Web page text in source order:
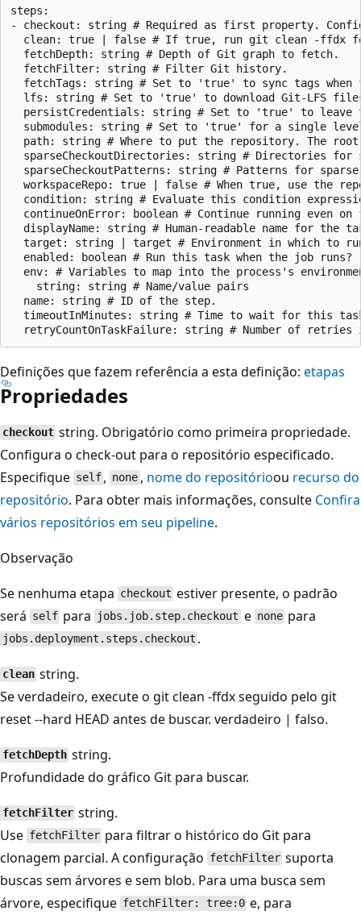
steps:
- checkout: string # Required as first property.
clean: true | false # If true, run git clean -ffdx
  fetchDepth: string # Depth of Git graph to fetch.
  fetchFilter: string # Filter Git history.
fetchTags: string # Set to 'true' to sync tags
lfs: string # Set to 'true' to download Git-LFS
persistCredentials: string # Set to 'true' to
submodules: string # Set to 'true' for a single
path: string # Where to put the repository. The
sparseCheckoutDirectories: string # Directories
sparseCheckoutPatterns: string # Patterns for
workspaceRepo: true | false # When true, use the
condition: string # Evaluate this condition
continueOnError: boolean # Continue running even on
displayName: string # Human-readable name for the
target: string | target # Environment in which to
  enabled: boolean # Run this task when the job runs?
env: # Variables to map into the process's
    string: string # Name/value pairs
  name: string # ID of the step.
timeoutInMinutes: string # Time to wait for this
Definições que fazem referência a esta definição: etapas
Propriedades
checkout string. Obrigatório como primeira propriedade.
Configura o check-out para o repositório especificado.
Especifique self , none, nome do repositórioou recurso do
repositório. Para obter mais informações, consulte Confira
vários repositórios em seu pipeline.
Observação
Se nenhuma etapa checkout estiver presente, o padrão
será self para jobs.job.step.checkout e none para
jobs.deployment.steps.checkout .
clean string.
Se verdadeiro, execute o git clean -ffdx seguido pelo git
reset --hard HEAD antes de buscar. verdadeiro | falso.
fetchDepth string.
Profundidade do gráfico Git para buscar.
fetchFilter string.
Use fetchFilter para filtrar o histórico do Git para
clonagem parcial. A configuração fetchFilter suporta
buscas sem árvores e sem blob. Para uma busca sem
árvore, especifique fetchFilter: tree:0 e, para